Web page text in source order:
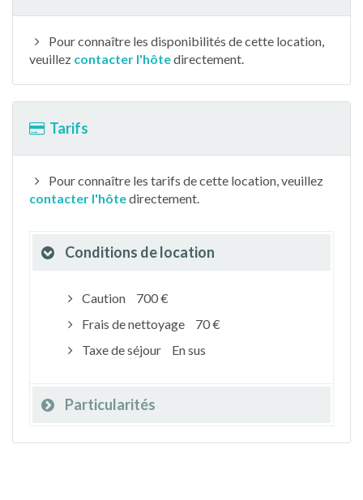
Pour connaître les disponibilités de cette location,
veuillez contacter l'hôtedirectement.
Tarifs
Pour connaître les tarifs de cette location, veuillez
contacter l'hôtedirectement.
Conditions de location
Caution
700 €
Frais de nettoyage
70 €
Taxe de séjour
En sus
Particularités